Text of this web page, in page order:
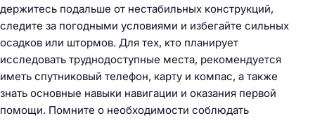
держитесь подальше от нестабильных конструкций,
следите за погодными условиями и избегайте сильных
осадков или штормов. Для тех, кто планирует
исследовать труднодоступные места, рекомендуется
иметь спутниковый телефон, карту и компас, а также
знать основные навыки навигации и оказания первой
помощи. Помните о необходимости соблюдать